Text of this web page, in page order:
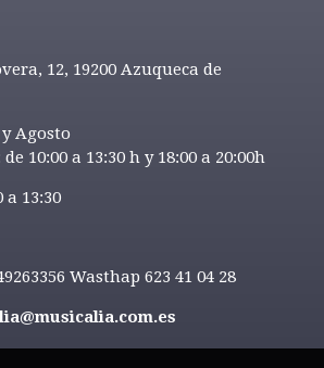
12, 19200 Azuqueca de
Agosto
10:00 a 13:30 h y 18:00 a 20:00h
a 13:30
Wasthap 623 41 04 28